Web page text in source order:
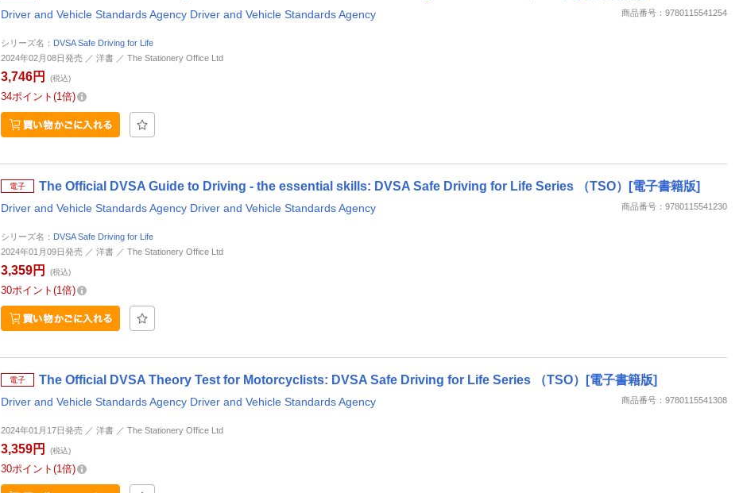
Driver and Vehicle Standards Agency Driver and Vehicle Standards Agency 商品番号：9780115541254
シリーズ名： DVSA Safe Driving for Life
2024年02月08日発売 ／ 洋書 ／ The Stationery Office Ltd
3,746円 (税込)
34ポイント 1倍
電子 The Official DVSA Guide to Driving - the essential skills: DVSA Safe Driving for Life Series （TSO）[電子書籍版]
Driver and Vehicle Standards Agency Driver and Vehicle Standards Agency 商品番号：9780115541230
シリーズ名： DVSA Safe Driving for Life
2024年01月09日発売 ／ 洋書 ／ The Stationery Office Ltd
3,359円 (税込)
30ポイント 1倍
電子 The Official DVSA Theory Test for Motorcyclists: DVSA Safe Driving for Life Series （TSO）[電子書籍版]
Driver and Vehicle Standards Agency Driver and Vehicle Standards Agency 商品番号：9780115541308
2024年01月17日発売 ／ 洋書 ／ The Stationery Office Ltd
3,359円 (税込)
30ポイント 1倍